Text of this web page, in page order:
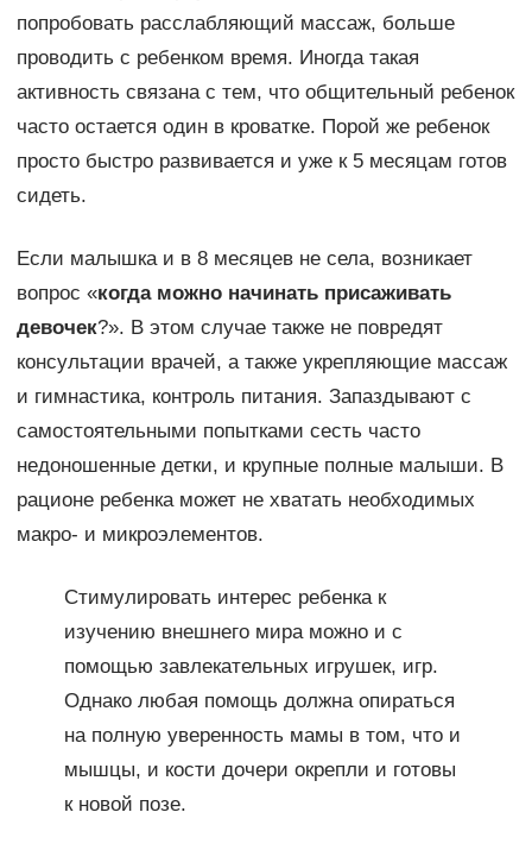
попробовать расслабляющий массаж, больше
проводить с ребенком время. Иногда такая
активность связана с тем, что общительный ребенок
часто остается один в кроватке. Порой же ребенок
просто быстро развивается и уже к 5 месяцам готов
сидеть.
Если малышка и в 8 месяцев не села, возникает
вопрос «когда можно начинать присаживать
девочек?». В этом случае также не повредят
консультации врачей, а также укрепляющие массаж
и гимнастика, контроль питания. Запаздывают с
самостоятельными попытками сесть часто
недоношенные детки, и крупные полные малыши. В
рационе ребенка может не хватать необходимых
макро- и микроэлементов.
Стимулировать интерес ребенка к
изучению внешнего мира можно и с
помощью завлекательных игрушек, игр.
Однако любая помощь должна опираться
на полную уверенность мамы в том, что и
мышцы, и кости дочери окрепли и готовы
к новой позе.